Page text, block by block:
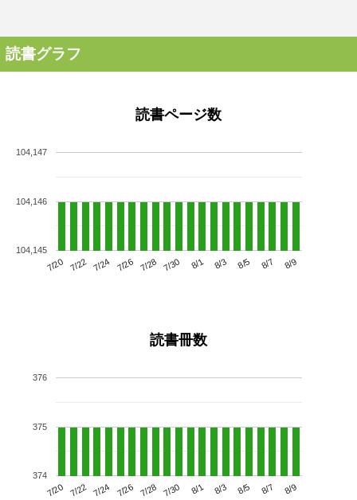
読書グラフ
読書ページ数
7/20 7/22 7/24 7/26 7/28 7/30 8/1 8/3 8/5 8/7 8/9
104,145
104,146
104,147
読書冊数
7/20 7/22 7/24 7/26 7/28 7/30 8/1 8/3 8/5 8/7 8/9
374
375
376